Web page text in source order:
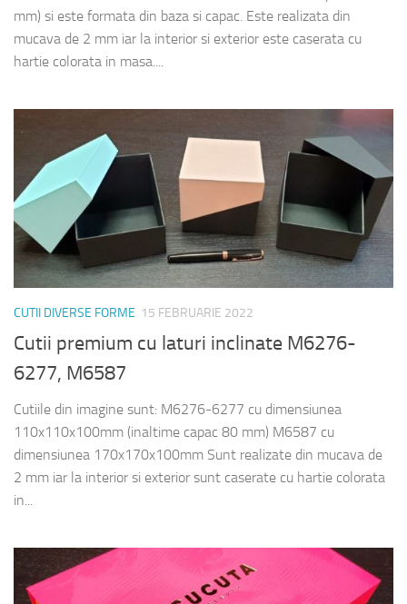
mm) si este formata din baza si capac. Este realizata din
mucava de 2 mm iar la interior si exterior este caserata cu
hartie colorata in masa....
CUTII DIVERSE FORME 15 FEBRUARIE 2022
Cutii premium cu laturi inclinate M6276-
6277, M6587
Cutiile din imagine sunt: M6276-6277 cu dimensiunea
110x110x100mm (inaltime capac 80 mm) M6587 cu
dimensiunea 170x170x100mm Sunt realizate din mucava de
2 mm iar la interior si exterior sunt caserate cu hartie colorata
in...